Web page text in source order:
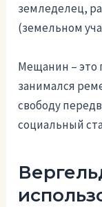
земледелец,
(земельном
Мещанин – это
занимался
свободу
социальный